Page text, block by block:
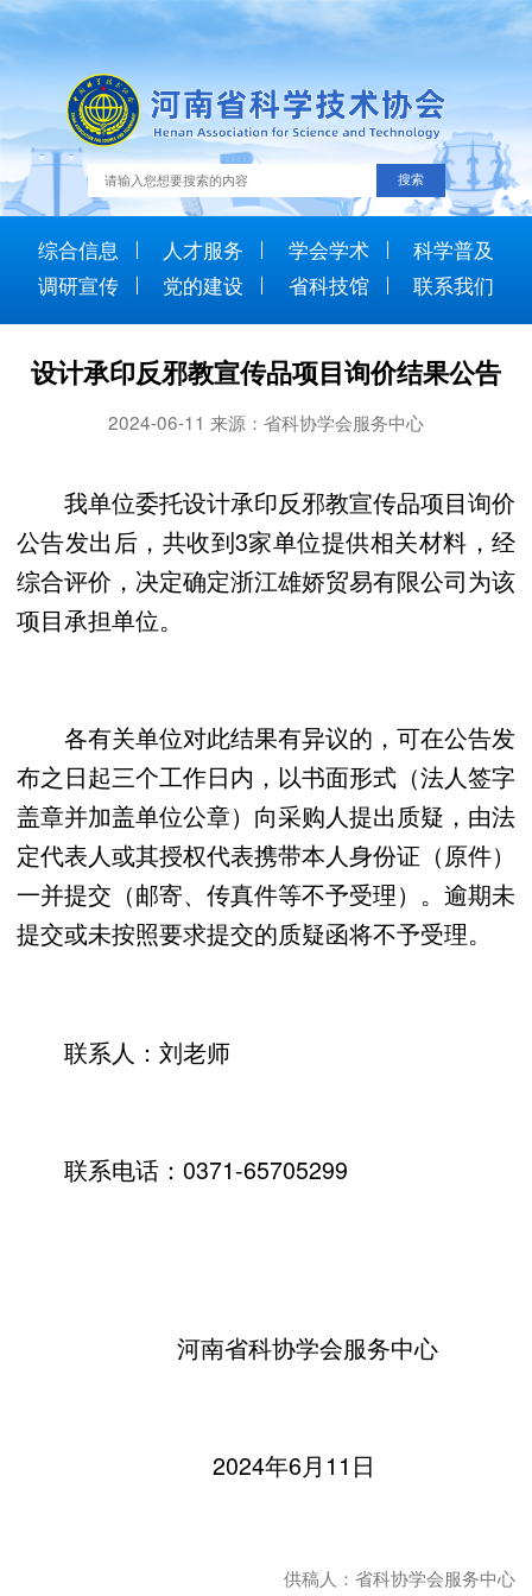
综合信息 人才服务 学会学术
科学普及
调研宣传
党的建设 省科技馆 联系我们
设计承印反邪教宣传品项目询价结果公告
2024-06-11 来源：省科协学会服务中心
我单位委托设计承印反邪教宣传品项目询价
公告发出后，共收到3家单位提供相关材料，经
综合评价，决定确定浙江雄娇贸易有限公司为该
项目承担单位。
各有关单位对此结果有异议的，可在公告发
布之日起三个工作日内，以书面形式（法人签字
盖章并加盖单位公章）向采购人提出质疑，由法
定代表人或其授权代表携带本人身份证（原件）
一并提交（邮寄、传真件等不予受理）。逾期未
提交或未按照要求提交的质疑函将不予受理。
联系人：刘老师
联系电话：0371-65705299
河南省科协学会服务中心
2024年6月11日
供稿人：省科协学会服务中心